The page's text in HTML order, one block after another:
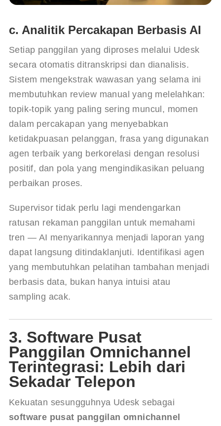
c. Analitik Percakapan Berbasis AI
Setiap panggilan yang diproses melalui Udesk
secara otomatis ditranskripsi dan dianalisis.
Sistem mengekstrak wawasan yang selama ini
membutuhkan review manual yang melelahkan:
topik-topik yang paling sering muncul, momen
dalam percakapan yang menyebabkan
ketidakpuasan pelanggan, frasa yang digunakan
agen terbaik yang berkorelasi dengan resolusi
positif, dan pola yang mengindikasikan peluang
perbaikan proses.
Supervisor tidak perlu lagi mendengarkan
ratusan rekaman panggilan untuk memahami
tren — AI menyarikannya menjadi laporan yang
dapat langsung ditindaklanjuti. Identifikasi agen
yang membutuhkan pelatihan tambahan menjadi
berbasis data, bukan hanya intuisi atau
sampling acak.
3. Software Pusat
Panggilan Omnichannel
Terintegrasi: Lebih dari
Sekadar Telepon
Kekuatan sesungguhnya Udesk sebagai
software pusat panggilan omnichannel